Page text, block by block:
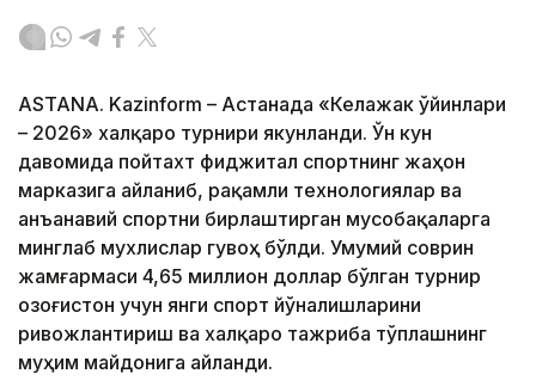
ASTANA. Kazinform – Астанада «Келажак ўйинлари
– 2026» халқаро турнири якунланди. Ўн кун
давомида пойтахт фиджитал спортнинг жаҳон
марказига айланиб, рақамли технологиялар ва
анъанавий спортни бирлаштирган мусобақаларга
минглаб мухлислар гувоҳ бўлди. Умумий соврин
жамғармаси 4,65 миллион доллар бўлган турнир
Қозоғистон учун янги спорт йўналишларини
ривожлантириш ва халқаро тажриба тўплашнинг
муҳим майдонига айланди.